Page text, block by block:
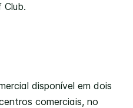
Club.
disponível em dois
comerciais, no